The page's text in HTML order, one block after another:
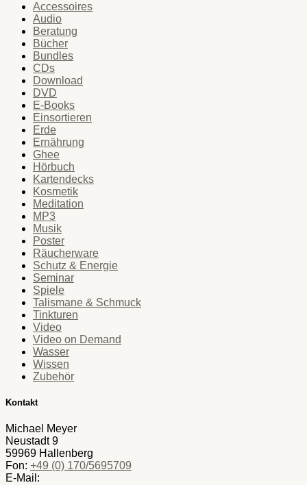
Accessoires
Audio
Beratung
Bücher
Bundles
CDs
Download
DVD
E-Books
Einsortieren
Erde
Ernährung
Ghee
Hörbuch
Kartendecks
Kosmetik
Meditation
MP3
Musik
Poster
Räucherware
Schutz & Energie
Seminar
Spiele
Talismane & Schmuck
Tinkturen
Video
Video on Demand
Wasser
Wissen
Zubehör
Kontakt
Michael Meyer
Neustadt 9
59969 Hallenberg
Fon: +49 (0) 170/5695709
E-Mail: